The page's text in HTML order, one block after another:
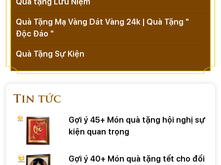
Quà Tặng Mạ Vàng Dát Vàng 24k | Quà Tặng "
Độc Đáo "
Quà Tặng Sự Kiện
Tin tức
Gợi ý 45+ Món quà tặng hội nghị sự
kiện quan trọng
Gợi ý 40+ Món quà tặng tết cho đối